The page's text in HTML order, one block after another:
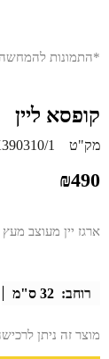
*התמונות
קופסא ליין
מק"ט 1
₪490
ארגז יין מעוצב מעץ מלא ל-
רוחב: 32 ס"מ
מוצר זה ניתן